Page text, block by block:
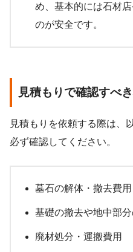
め、基本的には石材
のが安全です。
見積もりで確認すべ
見積もりを依頼する際は、
必ず確認してください。
墓石の解体・撤去費用
基礎の撤去や地中部
廃材処分・運搬費用